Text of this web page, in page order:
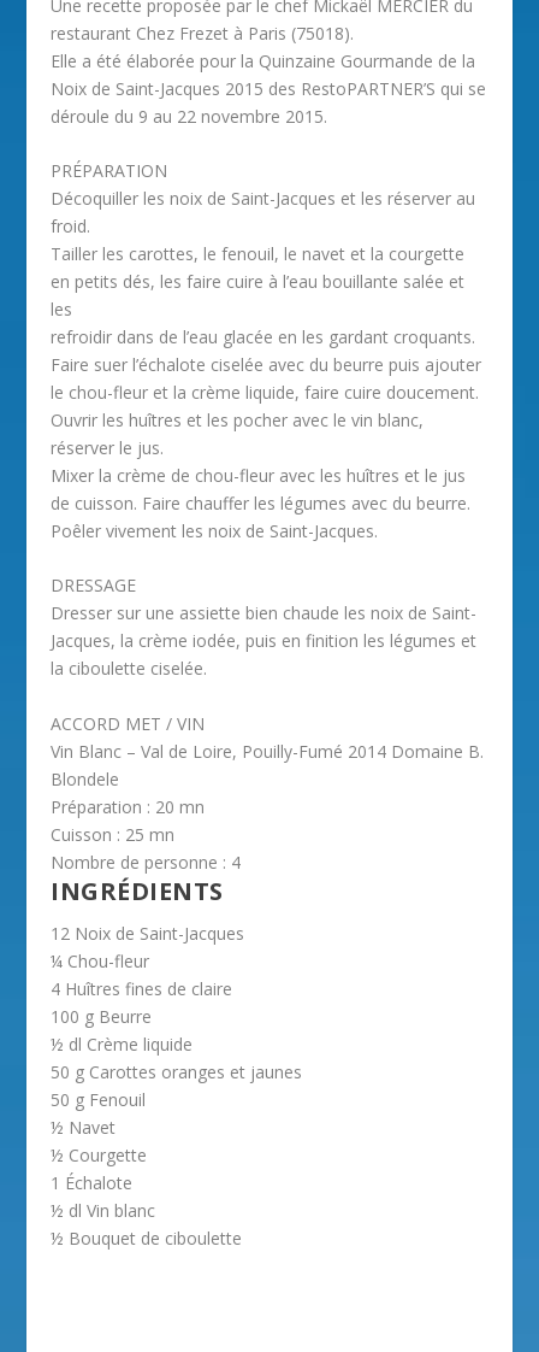
Une recette proposée par le chef Mickaël MERCIER du
restaurant Chez Frezet à Paris (75018).
Elle a été élaborée pour la Quinzaine Gourmande de la
Noix de Saint-Jacques 2015 des RestoPARTNER’S qui se
déroule du 9 au 22 novembre 2015.
PRÉPARATION
Décoquiller les noix de Saint-Jacques et les réserver au
froid.
Tailler les carottes, le fenouil, le navet et la courgette
en petits dés, les faire cuire à l’eau bouillante salée et
les
refroidir dans de l’eau glacée en les gardant croquants.
Faire suer l’échalote ciselée avec du beurre puis ajouter
le chou-fleur et la crème liquide, faire cuire doucement.
Ouvrir les huîtres et les pocher avec le vin blanc,
réserver le jus.
Mixer la crème de chou-fleur avec les huîtres et le jus
de cuisson. Faire chauffer les légumes avec du beurre.
Poêler vivement les noix de Saint-Jacques.
DRESSAGE
Dresser sur une assiette bien chaude les noix de Saint-
Jacques, la crème iodée, puis en finition les légumes et
la ciboulette ciselée.
ACCORD MET / VIN
Vin Blanc – Val de Loire, Pouilly-Fumé 2014 Domaine B.
Blondele
Préparation : 20 mn
Cuisson : 25 mn
Nombre de personne : 4
INGRÉDIENTS
12 Noix de Saint-Jacques
¼ Chou-fleur
4 Huîtres fines de claire
100 g Beurre
½ dl Crème liquide
50 g Carottes oranges et jaunes
50 g Fenouil
½ Navet
½ Courgette
1 Échalote
½ dl Vin blanc
½ Bouquet de ciboulette